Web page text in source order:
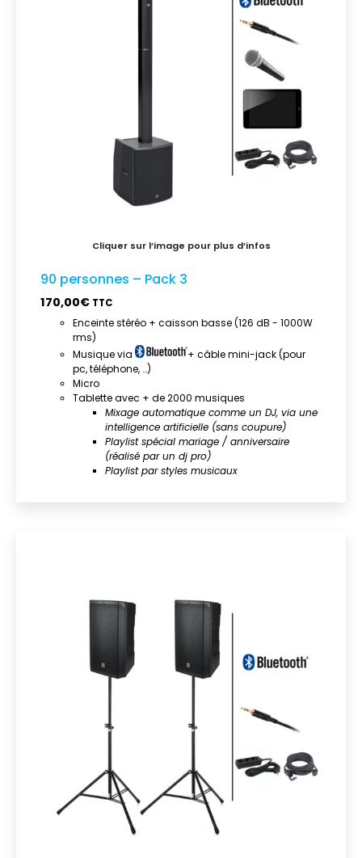
90 personnes – Pack 3
170,00€ TTC
Enceinte stéréo + caisson basse (126 dB - 1000W
rms)
Musique via
+ câble mini-jack (pour
pc, téléphone, …)
Micro
Tablette avec + de 2000 musiques
Mixage automatique comme un DJ, via une
intelligence artificielle (sans coupure)
Playlist spécial mariage / anniversaire
(réalisé par un dj pro)
Playlist par styles musicaux